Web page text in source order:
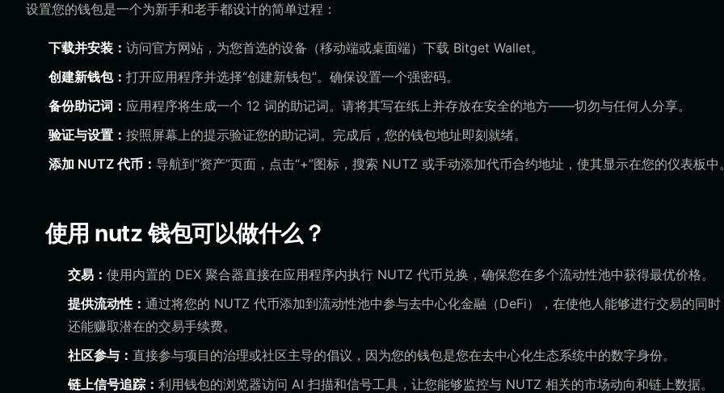
设置您的钱包是一个为新手和老手都设计的简单过程：
下载并安装： 访问官方网站，为您首选的设备（移动端或桌面端）下载 Bitget Wallet。
创建新钱包： 打开应用程序并选择“创建新钱包”。确保设置一个强密码。
备份助记词： 应用程序将生成一个 12 词的助记词。请将其写在纸上并存放在安全的地方——切勿与任何人分享。
验证与设置： 按照屏幕上的提示验证您的助记词。完成后，您的钱包地址即刻就绪。
添加 NUTZ 代币： 导航到“资产”页面，点击“+”图标，搜索 NUTZ 或手动添加代币合约地址，使其显示在您的仪表板中。
使用 nutz 钱包可以做什么？
交易： 使用内置的 DEX 聚合器直接在应用程序内执行 NUTZ 代币兑换，确保您在多个流动性池中获得最优价格。
提供流动性： 通过将您的 NUTZ 代币添加到流动性池中参与去中心化金融（DeFi），在使他人能够进行交易的同时
还能赚取潜在的交易手续费。
社区参与： 直接参与项目的治理或社区主导的倡议，因为您的钱包是您在去中心化生态系统中的数字身份。
链上信号追踪： 利用钱包的浏览器访问 AI 扫描和信号工具，让您能够监控与 NUTZ 相关的市场动向和链上数据。